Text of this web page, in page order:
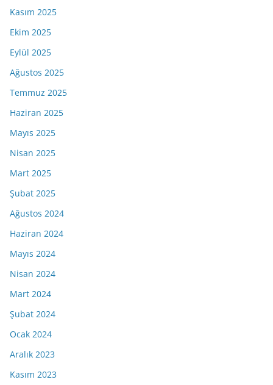
Kasım 2025
Ekim 2025
Eylül 2025
Ağustos 2025
Temmuz 2025
Haziran 2025
Mayıs 2025
Nisan 2025
Mart 2025
Şubat 2025
Ağustos 2024
Haziran 2024
Mayıs 2024
Nisan 2024
Mart 2024
Şubat 2024
Ocak 2024
Aralık 2023
Kasım 2023